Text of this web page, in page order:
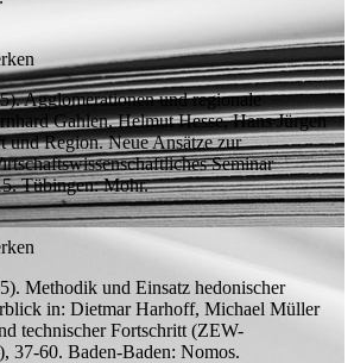
Agglomerationen und regionale
Gahlen, Helmut Hesse, Hans Jürgen
und Region. Neue Ansätze zur
Seminar
Tübingen: Mohr.
Methodik und Einsatz hedonischer
in: Dietmar Harhoff, Michael Müller
technischer Fortschritt (ZEW-
37-60. Baden-Baden: Nomos.